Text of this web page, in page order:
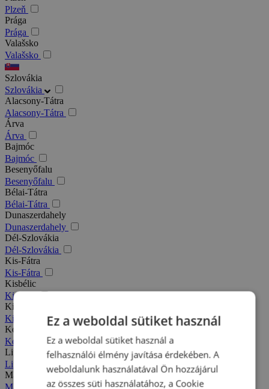
Plzeň
Prága
Prága
Valašsko
Valašsko
Szlovákia
Szlovákia
Alacsony-Tátra
Alacsony-Tátra
Árva
Árva
Bajmóc
Bajmóc
Besenyőfalu
Besenyőfalu
Bélai-Tátra
Bélai-Tátra
Dunaszerdahely
Dunaszerdahely
Dél-Szlovákia
Dél-Szlovákia
Kis-Fátra
Kis-Fátra
Kisbélic
Kisbélic
Kiszucai-Beszkidek
Kiszucai-Beszkidek
Komárno
Komárno
Liptó
Liptó
Magas-Tátra
Ez a weboldal sütiket használ
Ez a weboldal sütiket használ a
felhasználói élmény javítása érdekében. A
weboldalunk használatával Ön hozzájárul
az összes süti használatához, a Cookie